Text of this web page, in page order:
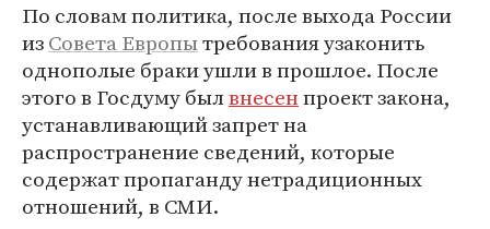
По словам политика, после выхода России
изСовета Европытребования узаконить
однополые браки ушли в прошлое. После
этого в Госдуму былвнесенпроект закона,
устанавливающий запрет на
распространение сведений, которые
содержат пропаганду нетрадиционных
отношений, в СМИ.